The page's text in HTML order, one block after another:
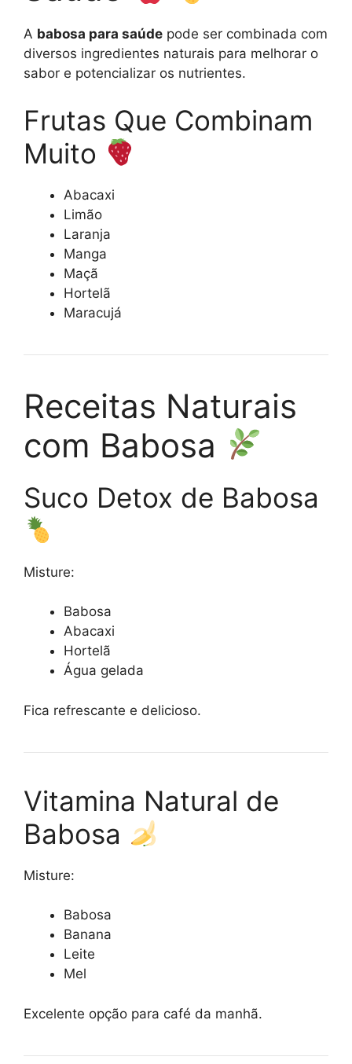
A babosa para saúde pode ser combinada com
diversos ingredientes naturais para melhorar o
sabor e potencializar os nutrientes.
Frutas Que Combinam
Muito
Abacaxi
Limão
Laranja
Manga
Maçã
Hortelã
Maracujá
Receitas Naturais
com Babosa
Suco Detox de Babosa
Misture:
Babosa
Abacaxi
Hortelã
Água gelada
Fica refrescante e delicioso.
Vitamina Natural de
Babosa
Misture:
Babosa
Banana
Leite
Mel
Excelente opção para café da manhã.